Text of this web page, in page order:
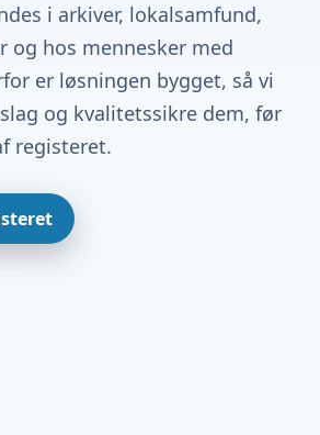
i arkiver, lokalsamfund,
og hos mennesker med
er løsningen bygget, så vi
og kvalitetssikre dem, før
registeret.